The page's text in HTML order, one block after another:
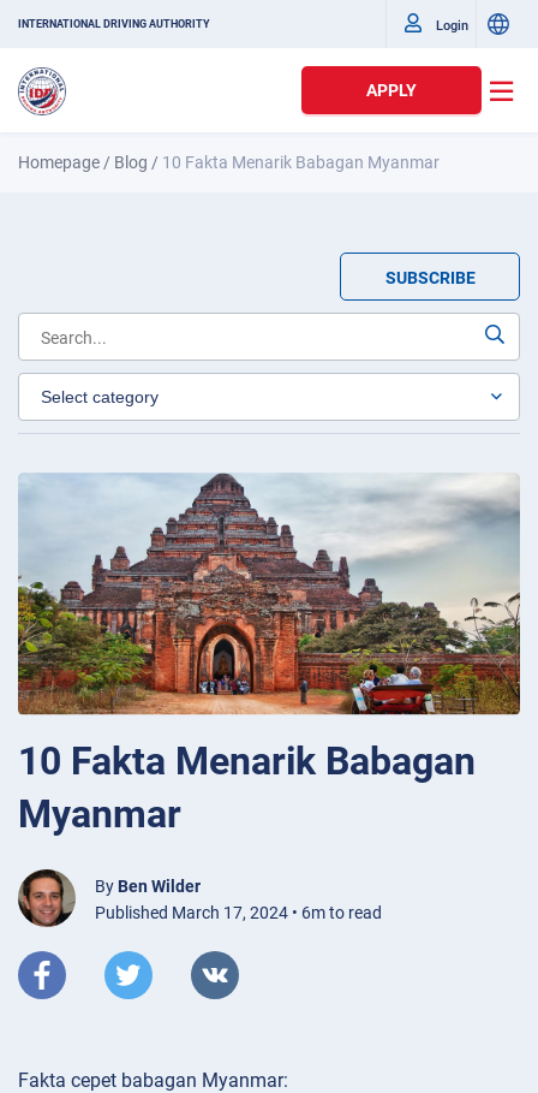
INTERNATIONAL DRIVING AUTHORITY Login
APPLY
Homepage / Blog / 10 Fakta Menarik Babagan Myanmar
SUBSCRIBE
10 Fakta Menarik Babagan
Myanmar
By Ben Wilder
Published March 17, 2024 • 6m to read
Fakta cepet babagan Myanmar: